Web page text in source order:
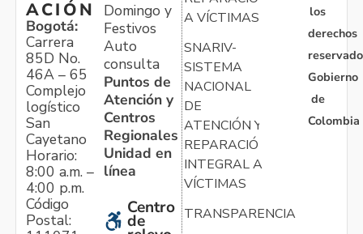
ACIÓN
Bogotá:
Carrera
85D No.
46A – 65
Complejo
logístico
San
Cayetano
Horario:
8:00 a.m. –
4:00 p.m.
Código
Postal:
Domingo y
Festivos
Auto
consulta
Puntos de
Atención y
Centros
Regionales
Unidad en
línea
Centro
de
A VÍCTIMAS
SNARIV-
SISTEMA
NACIONAL
DE
ATENCIÓN Y
REPARACIÓN
INTEGRAL A
VÍCTIMAS
TRANSPARENCIA
los
derechos
Gobierno
de
Colombia